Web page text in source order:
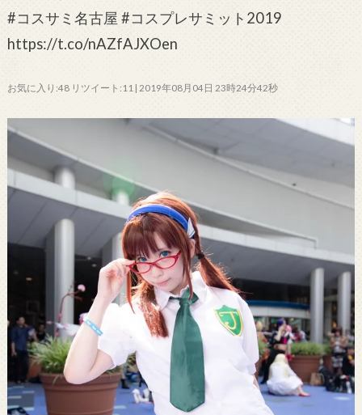
#コスサミ名古屋 #コスプレサミット2019
https://t.co/nAZfAJXOen
お気に入り:48 リツイート:11 | 2019年08月04日 23時24分42秒